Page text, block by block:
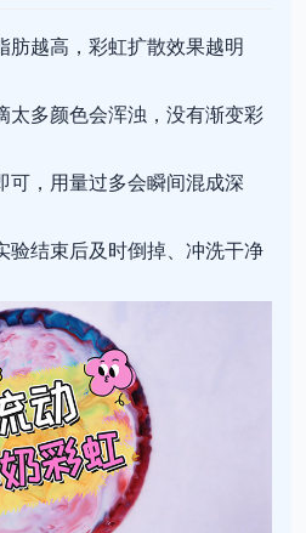
肪越高，彩虹扩散效果越明
太多颜色会浑浊，没有渐变彩
可，用量过多会瞬间混成深
验结束后及时倒掉、冲洗干净